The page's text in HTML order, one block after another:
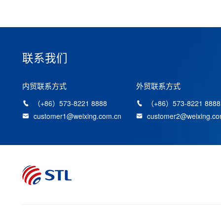
联系我们
内贸联系方式
（+86）573-8221 8888
customer1@weixing.com.cn
外贸联系方式
（+86）573-8221 8888